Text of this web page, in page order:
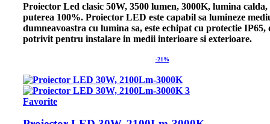
Proiector Led clasic 50W, 3500 lumen, 3000K, lumina calda,
puterea 100%. Proiector LED este capabil sa lumineze
dumneavoastra cu lumina sa, este echipat cu protectie IP65,
potrivit pentru instalare in medii interioare si exterioare.
-21%
Favorite